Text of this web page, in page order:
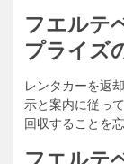
フエルテ
プライズ
レンタカーを返
示と案内に従っ
回収することを
フエルテ